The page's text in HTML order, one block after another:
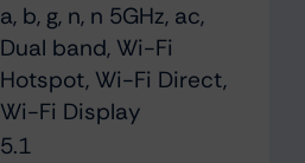
a, b, g, n, n 5GHz, ac,
Dual band, Wi-Fi
Hotspot, Wi-Fi Direct,
Wi-Fi Display
5.1